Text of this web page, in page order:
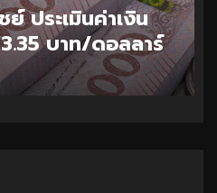
ประเมินค่าเงิน
บาท/ดอลลาร์